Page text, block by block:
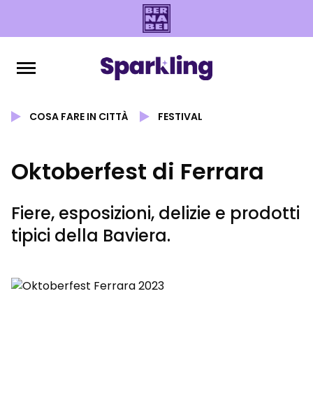
COSA FARE IN CITTÀ FESTIVAL
Oktoberfest di Ferrara
Fiere, esposizioni, delizie e prodotti
tipici della Baviera.